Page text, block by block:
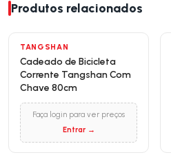
Produtos relacionados
TANGSHAN
Cadeado de Bicicleta
Corrente Tangshan Com
Chave 80cm
Faça login para ver preços
Entrar →